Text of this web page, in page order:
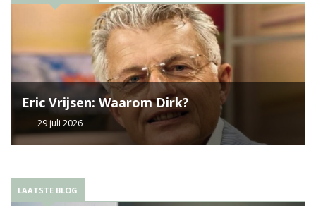
Eric Vrijsen: Waarom Dirk?
29 juli 2026
LAATSTE BLOG